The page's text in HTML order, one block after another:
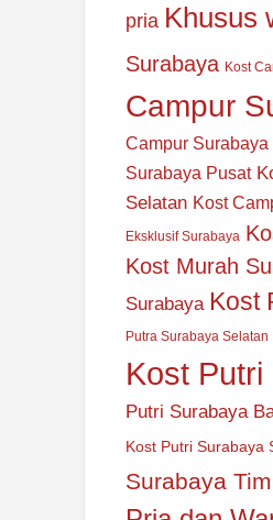
pria Khusus
Surabaya Kost
Campur
Campur Surabaya
Surabaya Pusat
Selatan Kost
Eksklusif Surabaya
Kost Murah
Surabaya Kost
Putra Surabaya Selatan
Kost
Putri Surabaya
Kost Putri Surabaya
Surabaya